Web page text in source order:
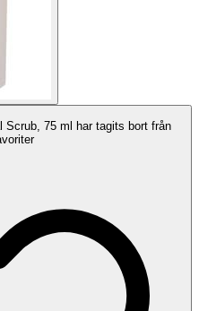
Scrub, 75 ml har tagits bort från